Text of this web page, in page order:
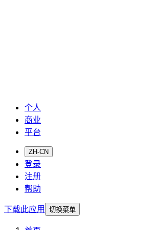
个人
商业
平台
ZH-CN
登录
注册
帮助
下载此应用 切换菜单